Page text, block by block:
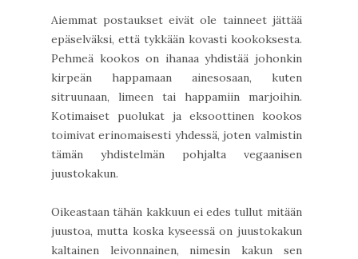
Aiemmat postaukset eivät ole tainneet jättää
epäselväksi, että tykkään kovasti kookoksesta.
Pehmeä kookos on ihanaa yhdistää johonkin
kirpeän happamaan ainesosaan, kuten
sitruunaan, limeen tai happamiin marjoihin.
Kotimaiset puolukat ja eksoottinen kookos
toimivat erinomaisesti yhdessä, joten valmistin
tämän yhdistelmän pohjalta vegaanisen
juustokakun.
Oikeastaan tähän kakkuun ei edes tullut mitään
juustoa, mutta koska kyseessä on juustokakun
kaltainen leivonnainen, nimesin kakun sen